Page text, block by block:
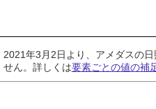
2021年3月2日より、アメダスの
せん。詳しくは要素ごとの値の補